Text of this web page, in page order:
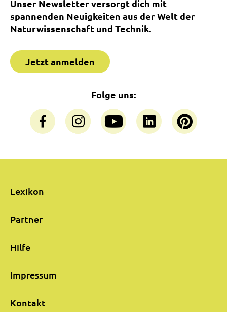
Unser Newsletter versorgt dich mit
spannenden Neuigkeiten aus der Welt der
Naturwissenschaft und Technik.
Jetzt anmelden
Folge uns:
Lexikon
Partner
Hilfe
Impressum
Kontakt